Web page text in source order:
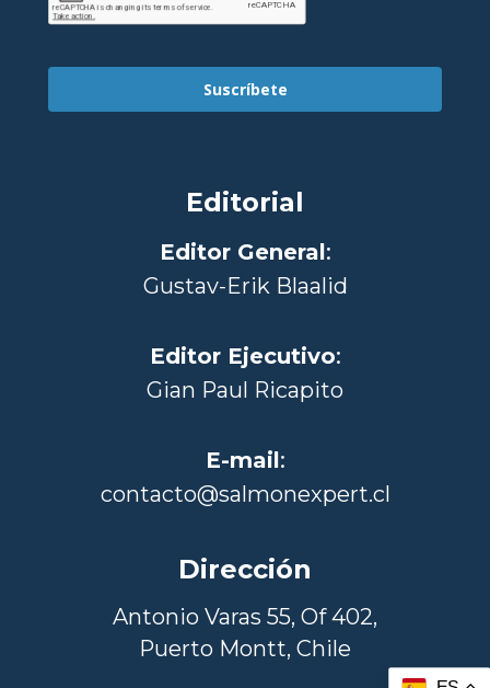
Suscríbete
Editorial
Editor General:
Gustav-Erik Blaalid
Editor Ejecutivo:
Gian Paul Ricapito
E-mail:
contacto@salmonexpert.cl
Dirección
Antonio Varas 55, Of 402,
Puerto Montt, Chile